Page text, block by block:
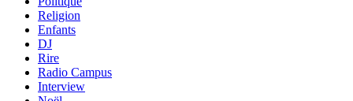
Religion
Enfants
DJ
Rire
Radio Campus
Interview